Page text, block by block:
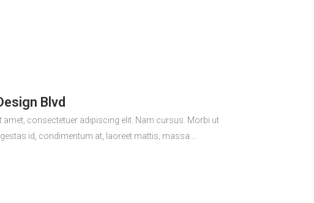
Blvd
amet, consectetuer adipiscing elit. Nam cursus. Morbi ut
id, condimentum at, laoreet mattis, massa....